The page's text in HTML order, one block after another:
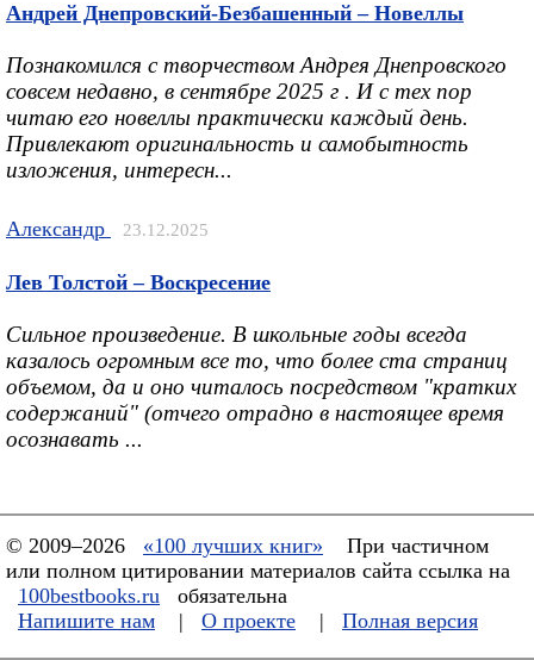
Андрей Днепровский-Безбашенный – Новеллы
Познакомился с творчеством Андрея Днепровского
совсем недавно, в сентябре 2025 г . И с тех пор
читаю его новеллы практически каждый день.
Привлекают оригинальность и самобытность
изложения, интересн...
Александр 23.12.2025
Лев Толстой – Воскресение
Сильное произведение. В школьные годы всегда
казалось огромным все то, что более ста страниц
объемом, да и оно читалось посредством "кратких
содержаний" (отчего отрадно в настоящее время
осознавать ...
© 2009–2026 «100 лучших книг»
При частичном
или полном цитировании материалов сайта ссылка на
100bestbooks.ru
обязательна
Напишите нам
| О проекте | Полная версия